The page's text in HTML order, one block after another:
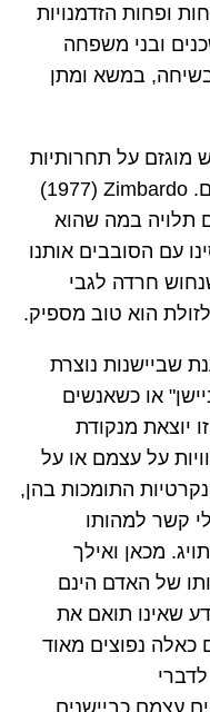
ופחות הזדמנויות
ובני משפחה
במשא ומתן
מוגזם על תחרותיות
Zimbardo
(
1977
)
תלויה במה שהוא
עם הסובבים אותנו
חרדה לגבי
הוא טוב מספיק.
שביישנות נוצרת
או כשאנשים
יוצאת מנקודת
על עצמם או על
התומכות בהן,
קשר למהותו
מכאן ואילך
של האדם הינם
שאינו תואם את
כאלה נפוצים מאוד
עצמם כביישנים